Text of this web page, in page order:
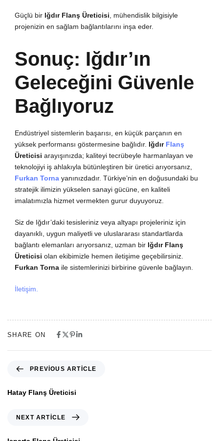
Güçlü bir Iğdır Flanş Üreticisi , mühendislik bilgisiyle
projenizin en sağlam bağlantılarını inşa eder.
Sonuç: Iğdır’ın
Geleceğini Güvenle
Bağlıyoruz
Endüstriyel sistemlerin başarısı, en küçük parçanın en
yüksek performansı göstermesine bağlıdır. Iğdır Flanş
Üreticisi arayışınızda; kaliteyi tecrübeyle harmanlayan ve
teknolojiyi iş ahlakıyla bütünleştiren bir üretici arıyorsanız,
Furkan Torna yanınızdadır. Türkiye’nin en doğusundaki bu
stratejik ilimizin yükselen sanayi gücüne, en kaliteli
imalatımızla hizmet vermekten gurur duyuyoruz.
Siz de Iğdır’daki tesisleriniz veya altyapı projeleriniz için
dayanıklı, uygun maliyetli ve uluslararası standartlarda
bağlantı elemanları arıyorsanız, uzman bir Iğdır Flanş
Üreticisi olan ekibimizle hemen iletişime geçebilirsiniz.
Furkan Torna ile sistemlerinizi birbirine güvenle bağlayın.
İletişim.
SHARE ON
PREVIOUS ARTICLE
Hatay Flanş Üreticisi
NEXT ARTICLE